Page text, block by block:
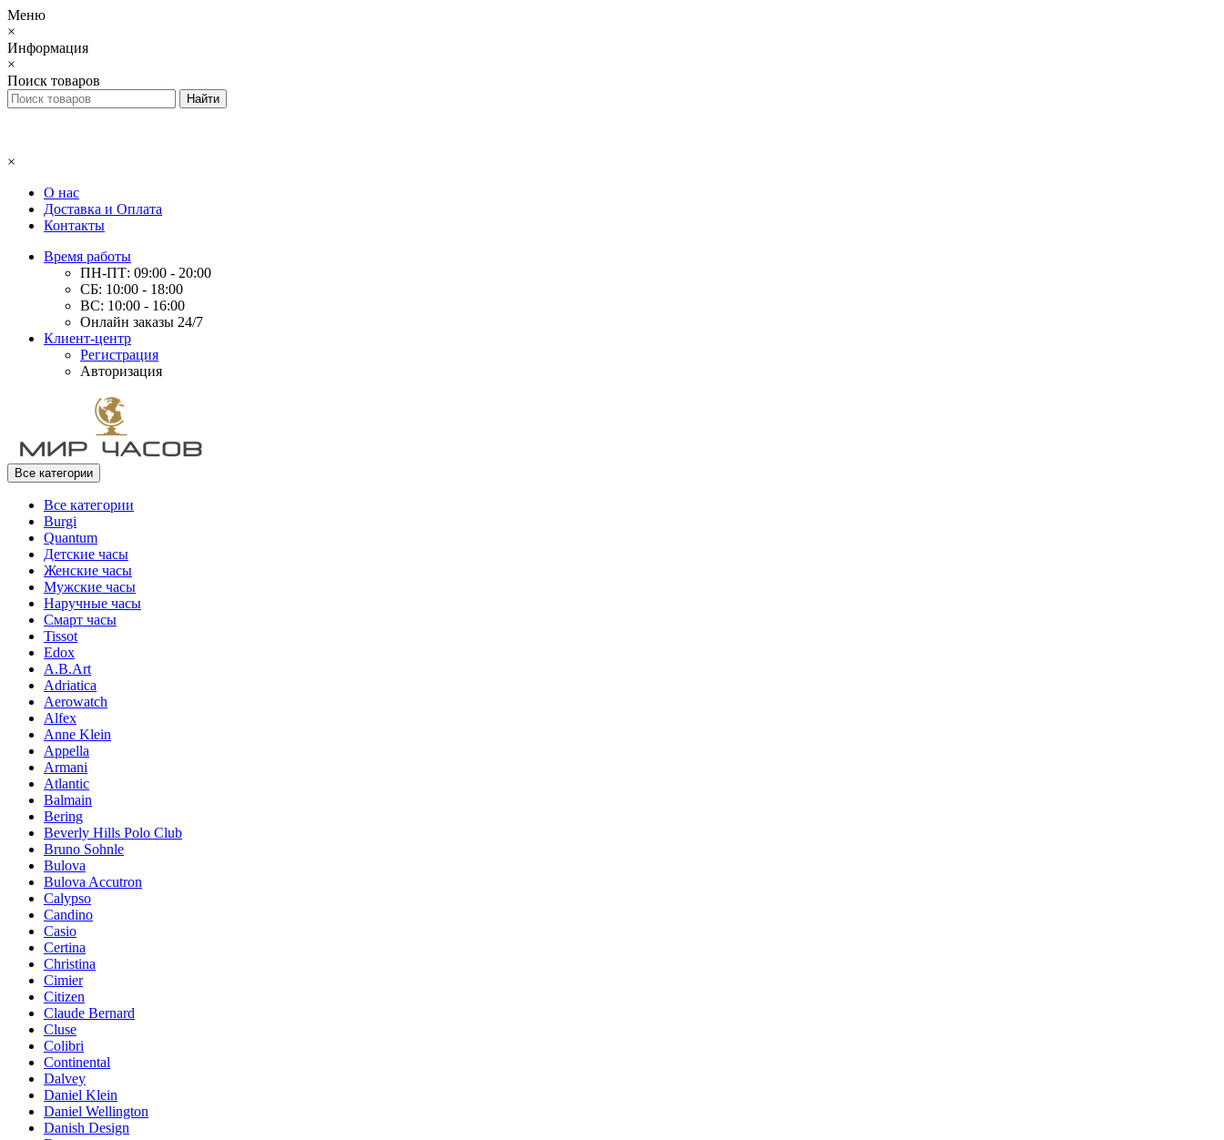
Меню
×
Информация
×
Поиск товаров
×
О нас
Доставка и Оплата
Контакты
Время работы
ПН-ПТ: 09:00 - 20:00
СБ: 10:00 - 18:00
ВС: 10:00 - 16:00
Онлайн заказы 24/7
Клиент-центр
Регистрация
Авторизация
Все категории
Все категории
Burgi
Quantum
Детские часы
Женские часы
Мужские часы
Наручные часы
Смарт часы
Tissot
Edox
A.B.Art
Adriatica
Aerowatch
Alfex
Anne Klein
Appella
Armani
Atlantic
Balmain
Bering
Beverly Hills Polo Club
Bruno Sohnle
Bulova
Bulova Accutron
Calypso
Candino
Casio
Certina
Christina
Cimier
Citizen
Claude Bernard
Cluse
Colibri
Continental
Dalvey
Daniel Klein
Daniel Wellington
Danish Design